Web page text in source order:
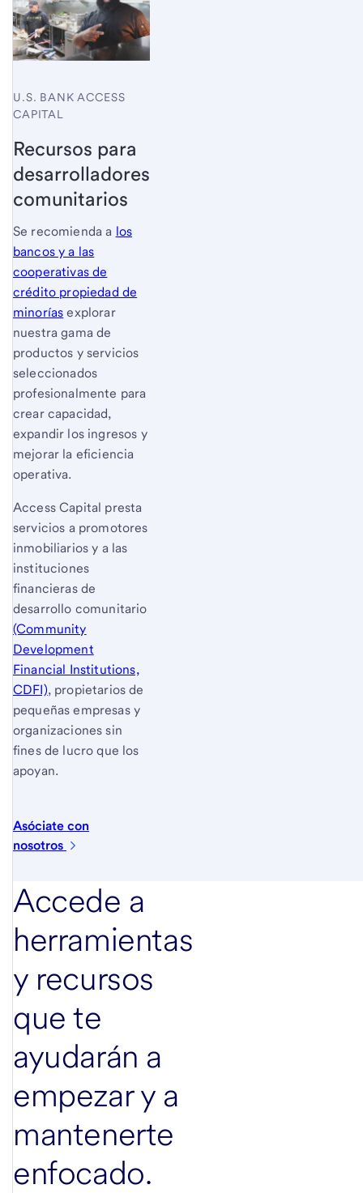
U.S. BANK ACCESS
CAPITAL
Recursos para
desarrolladores
comunitarios
Se recomienda a los
bancos y a las
cooperativas de
crédito propiedad de
minorías explorar
nuestra gama de
productos y servicios
seleccionados
profesionalmente para
crear capacidad,
expandir los ingresos y
mejorar la eficiencia
operativa.
Access Capital presta
servicios a promotores
inmobiliarios y a las
instituciones
financieras de
desarrollo comunitario
(Community
Development
Financial Institutions,
CDFI), propietarios de
pequeñas empresas y
organizaciones sin
fines de lucro que los
apoyan.
Asóciate con
nosotros
Accede a
herramientas
y recursos
que te
ayudarán a
empezar y a
mantenerte
enfocado.